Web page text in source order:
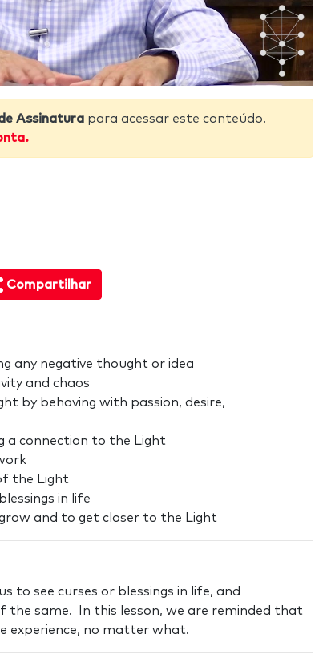
Assinatura para acessar este conteúdo.
Compartilhar
any negative thought or idea
and chaos
by behaving with passion, desire,
a connection to the Light
the Light
in life
and to get closer to the Light
to see curses or blessings in life, and
the same. In this lesson, we are reminded that
experience, no matter what.